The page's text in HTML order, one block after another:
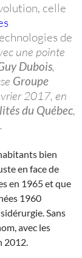
celle
de
une pointe
Dubois,
Groupe
2017, en
du Québec,
bien
en face de
en 1965 et que
1960
Sans
avec les
2012.